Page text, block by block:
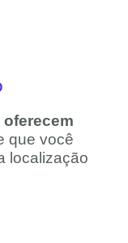
que você
localização